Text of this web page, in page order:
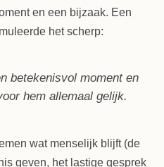
en een bijzaak. Een
het scherp:
betekenisvol moment en
hem allemaal gelijk.
wat menselijk blijft (de
geven, het lastige gesprek